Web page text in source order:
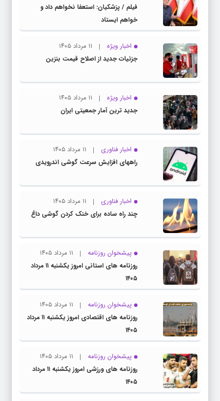
فیلم / پزشکیان: استعفا نخواهم داد و
خواهم ایستاد
اخبار ویژه
۱۱ مرداد ۱۴۰۵
جزئیات جدید از اصلاح قیمت بنزین
اخبار ویژه
۱۱ مرداد ۱۴۰۵
جدید ترین آمار جمعیتی ایران
اخبار فناوری
۱۱ مرداد ۱۴۰۵
راههای افزایش سرعت گوشی اندرویدی
اخبار فناوری
۱۱ مرداد ۱۴۰۵
چند راه‌ ساده برای خنک کردن گوشی داغ
پیشخوان روزنامه
۱۱ مرداد ۱۴۰۵
روزنامه های استانی امروز یکشنبه ۱۱ مرداد
۱۴۰۵
پیشخوان روزنامه
۱۱ مرداد ۱۴۰۵
روزنامه های اقتصادی امروز یکشنبه ۱۱ مرداد
۱۴۰۵
پیشخوان روزنامه
۱۱ مرداد ۱۴۰۵
روزنامه های ورزشی امروز یکشنبه ۱۱ مرداد
۱۴۰۵